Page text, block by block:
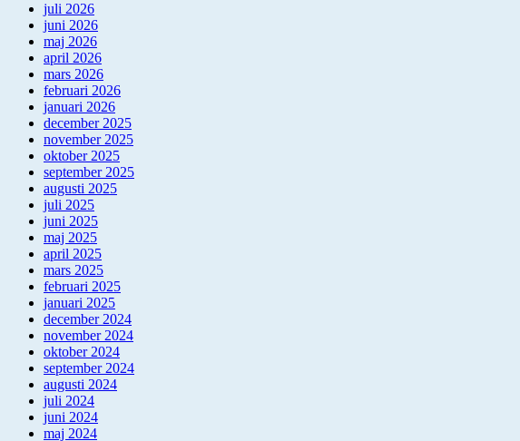
juli 2026
juni 2026
maj 2026
april 2026
mars 2026
februari 2026
januari 2026
december 2025
november 2025
oktober 2025
september 2025
augusti 2025
juli 2025
juni 2025
maj 2025
april 2025
mars 2025
februari 2025
januari 2025
december 2024
november 2024
oktober 2024
september 2024
augusti 2024
juli 2024
juni 2024
maj 2024